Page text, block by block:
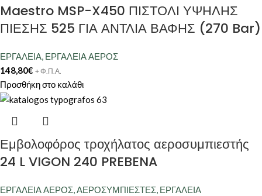
Maestro MSP-X450 ΠΙΣΤΟΛΙ ΥΨΗΛΗΣ
ΠΙΕΣΗΣ 525 ΓΙΑ ΑΝΤΛΙΑ ΒΑΦΗΣ (270 Bar)
ΕΡΓΑΛΕΙΑ, ΕΡΓΑΛΕΙΑ ΑΕΡΟΣ
148,80€ + Φ.Π.Α.
Προσθήκη στο καλάθι
Εμβολοφόρος τροχήλατος αεροσυμπιεστής
24 L VIGON 240 PREBENA
ΕΡΓΑΛΕΙΑ ΑΕΡΟΣ,ΑΕΡΟΣΥΜΠΙΕΣΤΕΣ, ΕΡΓΑΛΕΙΑ